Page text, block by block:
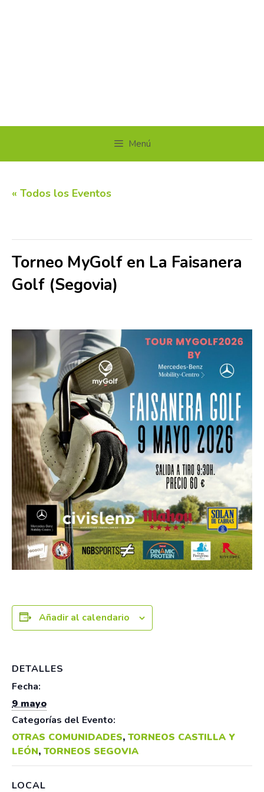
Menú
« Todos los Eventos
Torneo MyGolf en La Faisanera
Golf (Segovia)
Añadir al calendario
DETALLES
Fecha:
9 mayo
Categorías del Evento:
OTRAS COMUNIDADES, TORNEOS CASTILLA Y
LEÓN, TORNEOS SEGOVIA
LOCAL